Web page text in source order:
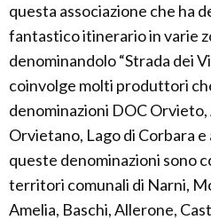
questa associazione che ha
fantastico itinerario in varie
denominandolo “Strada dei
coinvolge molti produttori
denominazioni DOC Orvieto,
Orvietano, Lago di Corbara
queste denominazioni sono
territori comunali di Narni,
Amelia, Baschi, Allerone,